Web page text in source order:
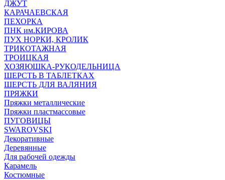
ДЖУТ
КАРАЧАЕВСКАЯ
ПЕХОРКА
ПНК им.КИРОВА
ПУХ НОРКИ, КРОЛИК
ТРИКОТАЖНАЯ
ТРОИЦКАЯ
ХОЗЯЮШКА-РУКОДЕЛЬНИЦА
ШЕРСТЬ В ТАБЛЕТКАХ
ШЕРСТЬ ДЛЯ ВАЛЯНИЯ
ПРЯЖКИ
Пряжки металлические
Пряжки пластмассовые
ПУГОВИЦЫ
SWAROVSKI
Декоративные
Деревянные
Для рабочей одежды
Карамель
Костюмные